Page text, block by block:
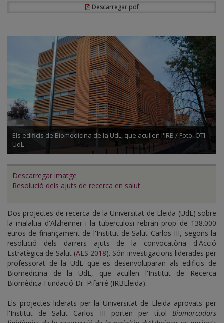
l'Institut
Carlos
Descarregar pdf
Els edificis de Biomedicina de la UdL, que acullen l'IRB / Foto: OTI-
UdL
Descarregar imatge
Resolució dels ajuts de recerca en salut
Dos projectes de recerca de la Universitat de Lleida (UdL) sobre
la malaltia d'Alzheimer i la tuberculosi rebran prop de 138.000
euros de finançament de l'Institut de Salut Carlos III, segons la
resolució dels darrers ajuts de la convocatòria d'Acció
Estratègica de Salut (AES 2018). Són investigacions liderades per
professorat de la UdL que es desenvoluparan als edificis de
Biomedicina de la UdL, que acullen l'Institut de Recerca
Biomèdica Fundació Dr. Pifarré (IRBLleida).
Els projectes liderats per la Universitat de Lleida aprovats per
l'Institut de Salut Carlos III porten per títol Biomarcadors